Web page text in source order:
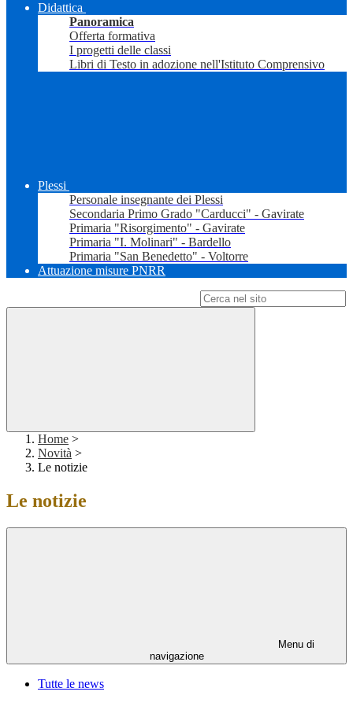
Didattica
Panoramica
Offerta formativa
I progetti delle classi
Libri di Testo in adozione nell'Istituto Comprensivo
Plessi
Personale insegnante dei Plessi
Secondaria Primo Grado "Carducci" - Gavirate
Primaria "Risorgimento" - Gavirate
Primaria "I. Molinari" - Bardello
Primaria "San Benedetto" - Voltorre
Attuazione misure PNRR
Home >
Novità >
Le notizie
Le notizie
Menu di
navigazione
Tutte le news